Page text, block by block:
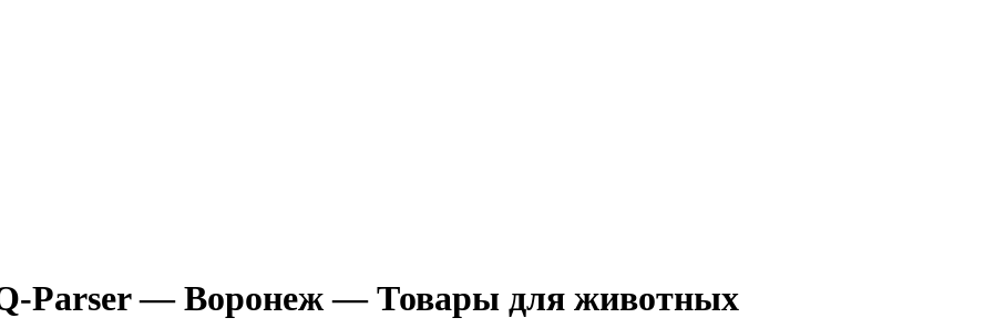
Parser— Воронеж — Товары для животных